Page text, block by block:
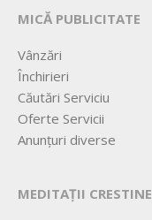
MICĂ PUBLICITATE
Vânzări
Închirieri
Căutări Serviciu
Oferte Servicii
Anunțuri diverse
MEDITAȚII CRESTINE